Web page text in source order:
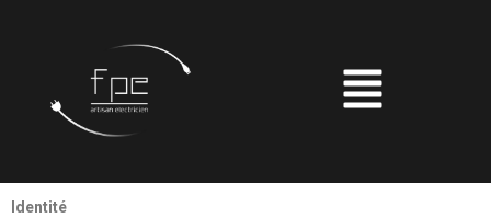
Identité